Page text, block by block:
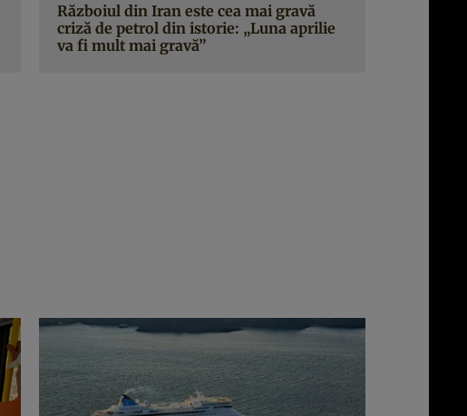
Războiul din Iran este cea mai gravă
criză de petrol din istorie: „Luna aprilie
va fi mult mai gravă”